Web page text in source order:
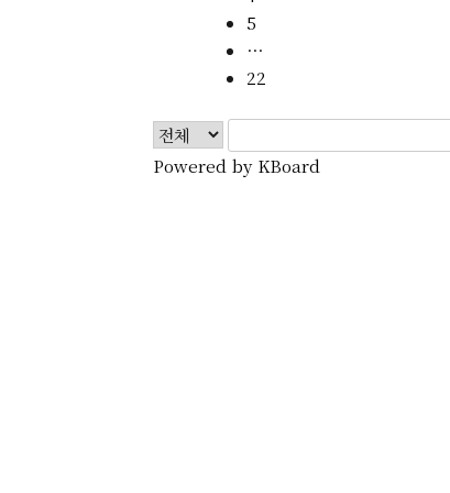
5
⋯
22
Powered by KBoard